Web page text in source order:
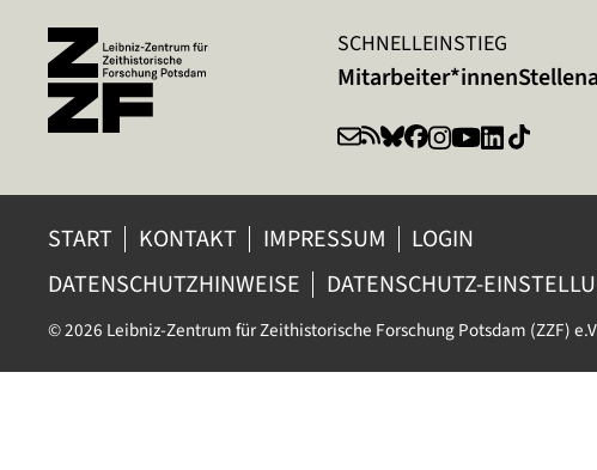
SCHNELLEINSTIEG
Mitarbeiter*innen
START KONTAKT IMPRESSUM
LOGIN
DATENSCHUTZHINWEISE
DATENSCHUTZ-
© 2026 Leibniz-Zentrum für Zeithistorische Forschung Potsdam (ZZF)